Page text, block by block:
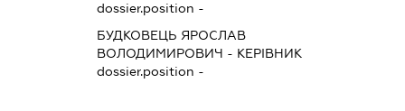
dossier.position -
БУДКОВЕЦЬ ЯРОСЛАВ
ВОЛОДИМИРОВИЧ - КЕРІВНИК
dossier.position -